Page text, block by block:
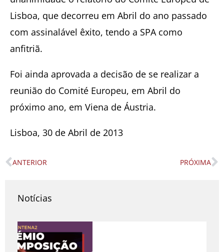
Lisboa, que decorreu em Abril do ano passado
com assinalável êxito, tendo a SPA como
anfitriã.
Foi ainda aprovada a decisão de se realizar a
reunião do Comité Europeu, em Abril do
próximo ano, em Viena de Áustria.
Lisboa, 30 de Abril de 2013
Prev
ANTERIOR PRÓXIMA
Notícias